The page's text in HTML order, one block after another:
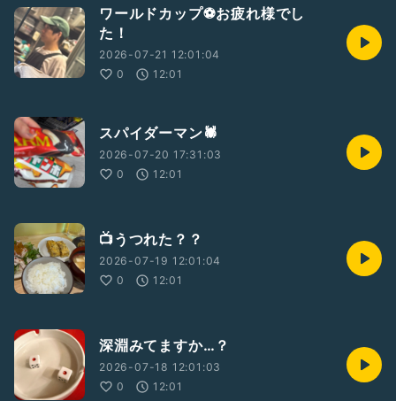
ワールドカップ⚽️お疲れ様でし
た！
2026-07-21 12:01:04
0
12:01
スパイダーマン🕷️
2026-07-20 17:31:03
0
12:01
📺うつれた？？
2026-07-19 12:01:04
0
12:01
深淵みてますか…？
2026-07-18 12:01:03
0
12:01